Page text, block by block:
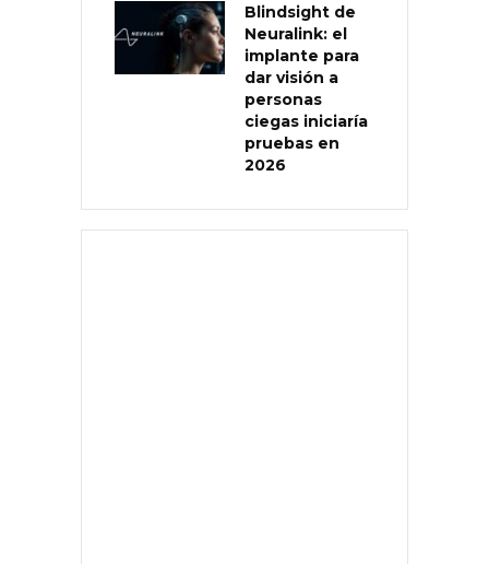
Blindsight de
Neuralink: el
implante para
dar visión a
personas
ciegas iniciaría
pruebas en
2026